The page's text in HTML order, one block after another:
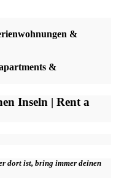
&
&
Inseln | Rent a
dort ist, bring immer deinen